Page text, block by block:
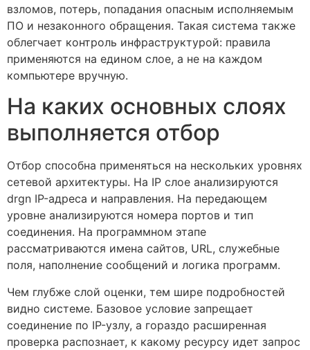
взломов, потерь, попадания опасным исполняемым
ПО и незаконного обращения. Такая система также
облегчает контроль инфраструктурой: правила
применяются на едином слое, а не на каждом
компьютере вручную.
На каких основных слоях
выполняется отбор
Отбор способна применяться на нескольких уровнях
сетевой архитектуры. На IP слое анализируются
drgn IP-адреса и направления. На передающем
уровне анализируются номера портов и тип
соединения. На программном этапе
рассматриваются имена сайтов, URL, служебные
поля, наполнение сообщений и логика программ.
Чем глубже слой оценки, тем шире подробностей
видно системе. Базовое условие запрещает
соединение по IP-узлу, а гораздо расширенная
проверка распознает, к какому ресурсу идет запрос